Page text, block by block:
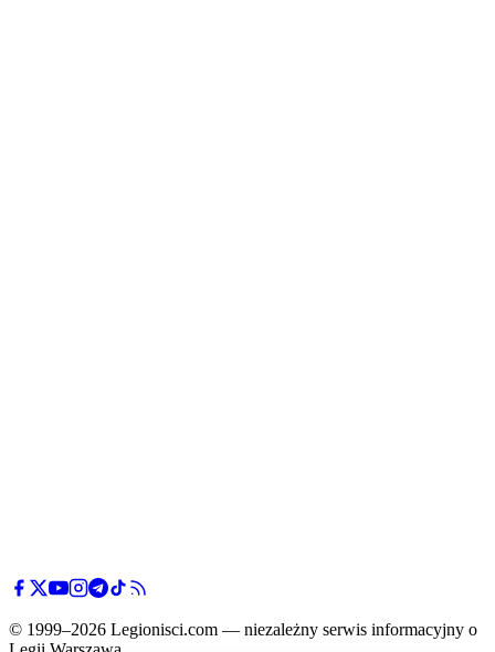
© 1999–2026 Legionisci.com — niezależny serwis informacyjny o